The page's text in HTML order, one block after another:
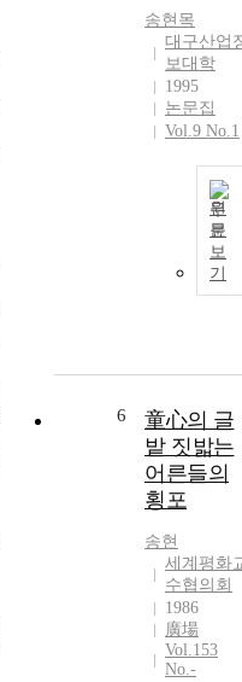
송현 목
대구산업
보대학
1995
논문집
Vol.9 No.1
원
문
보
기
6
童心의 글
밭 짓밟는
어른들의
횡포
송현
세계평화
수협의회
1986
廣場
Vol.153
No.-